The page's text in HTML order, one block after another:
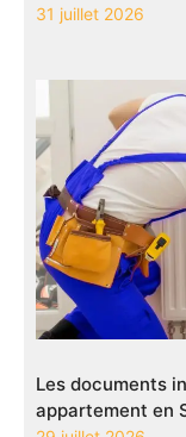
31 juillet 2026
Les documents
appartement en